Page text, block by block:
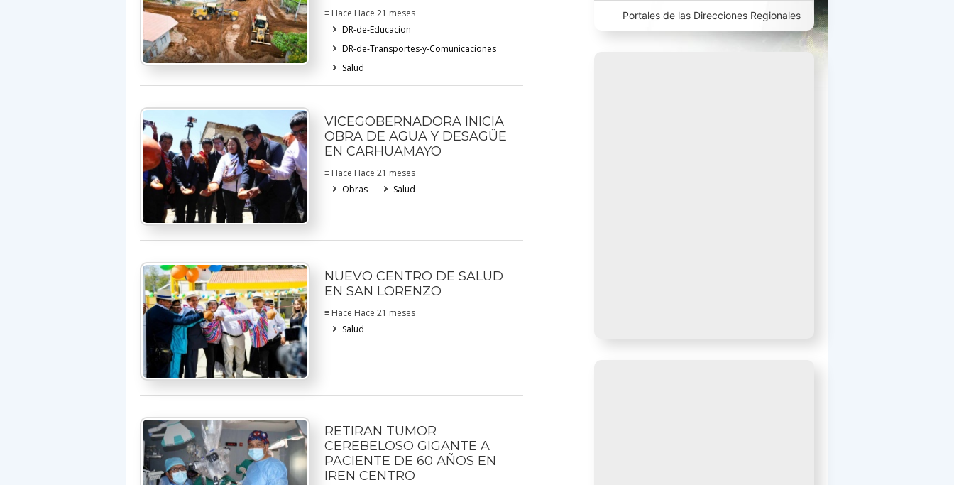
Portales de las Direcciones Regionales
≡ Hace Hace 21 meses
DR-de-Educacion
DR-de-Transportes-y-Comunicaciones
Salud
VICEGOBERNADORA INICIA
OBRA DE AGUA Y DESAGÜE
EN CARHUAMAYO
≡ Hace Hace 21 meses
Obras
Salud
NUEVO CENTRO DE SALUD
EN SAN LORENZO
≡ Hace Hace 21 meses
Salud
RETIRAN TUMOR
CEREBELOSO GIGANTE A
PACIENTE DE 60 AÑOS EN
IREN CENTRO